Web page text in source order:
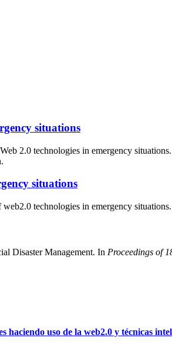
situations
2.0 technologies in emergency
situations
technologies in emergency situations.
Disaster Management. In Proceedings of
uso de la web2.0 y técnicas